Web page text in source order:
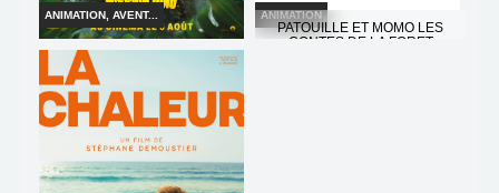
ANIMATION, AVENT...
LA PAT PATROUILLE LE FILM
Horaires et Infos
Bande-annonce
ANIMATION
PATOUILLE ET MOMO LES
CONTES DE LA FORET